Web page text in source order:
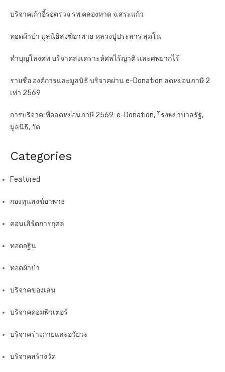
บริจาคเก้าอี้รอตรวจ รพ.คลองหาด จ.สระแก้ว
ทอดผ้าป่า มูลนิธิสงฆ์อาพาธ หลวงปู่ประสาร สุมโน
ทำบุญโลงศพ บริจาคสงเคราะห์ศพไร้ญาติ เเละศพยากไร้
รายชื่อ องค์การและมูลนิธิ บริจาคผ่าน e-Donation ลดหย่อนภาษี 2
เท่า 2569
การบริจาคเพื่อลดหย่อนภาษี 2569: e-Donation, โรงพยาบาลรัฐ,
มูลนิธิ, วัด
Categories
Featured
กองทุนสงฆ์อาพาธ
คอนเสิร์ตการกุศล
ทอดกฐิน
ทอดผ้าป่า
บริจาคของเล่น
บริจาคคอมพิวเตอร์
บริจาคร่างกายและอวัยวะ
บริจาคสร้างวัด